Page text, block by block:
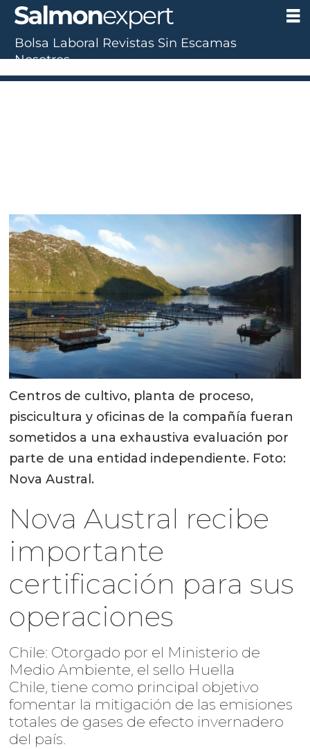
Centros de cultivo, planta de proceso,
piscicultura y oficinas de la compañía fueran
sometidos a una exhaustiva evaluación por
parte de una entidad independiente. Foto:
Nova Austral.
Nova Austral recibe
importante
certificación para sus
operaciones
Chile: Otorgado por el Ministerio de
Medio Ambiente, el sello Huella
Chile, tiene como principal objetivo
fomentar la mitigación de las emisiones
totales de gases de efecto invernadero
del país.
Bolsa Laboral Revistas Sin Escamas
Nosotros